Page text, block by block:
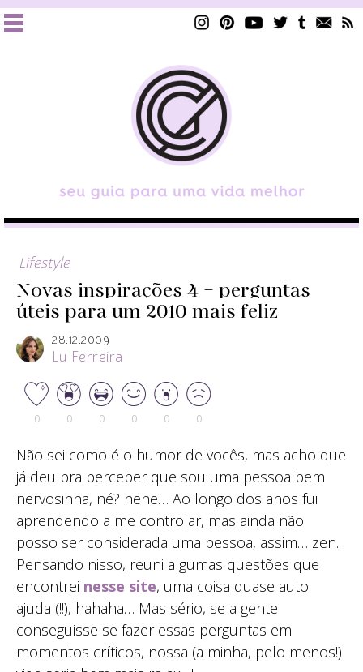
Lifestyle
Novas inspirações 4 – perguntas
úteis para um 2010 mais feliz
28.12.2009
Lu Ferreira
0 0 0 0 0 0
Não sei como é o humor de vocês, mas acho que
já deu pra perceber que sou uma pessoa bem
nervosinha, né? hehe… Ao longo dos anos fui
aprendendo a me controlar, mas ainda não
posso ser considerada uma pessoa, assim… zen.
Pensando nisso, reuni algumas questões que
encontrei nesse site, uma coisa quase auto
ajuda (!!), hahaha… Mas sério, se a gente
conseguisse se fazer essas perguntas em
momentos críticos, nossa (a minha, pelo menos!)